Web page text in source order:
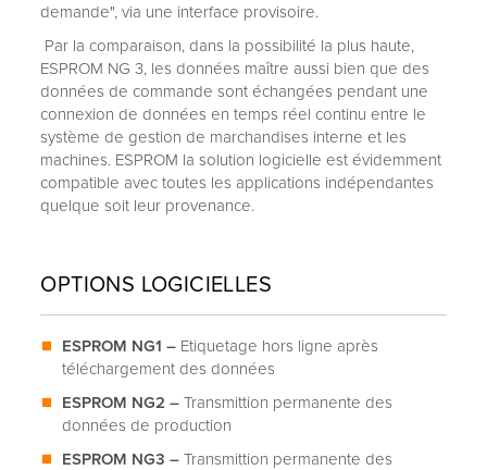
demande", via une interface provisoire.
Par la comparaison, dans la possibilité la plus haute,
ESPROM NG 3, les données maître aussi bien que des
données de commande sont échangées pendant une
connexion de données en temps réel continu entre le
système de gestion de marchandises interne et les
machines. ESPROM la solution logicielle est évidemment
compatible avec toutes les applications indépendantes
quelque soit leur provenance.
OPTIONS LOGICIELLES
ESPROM NG1 – Etiquetage hors ligne après
téléchargement des données
ESPROM NG2 – Transmittion permanente des
données de production
ESPROM NG3 – Transmittion permanente des